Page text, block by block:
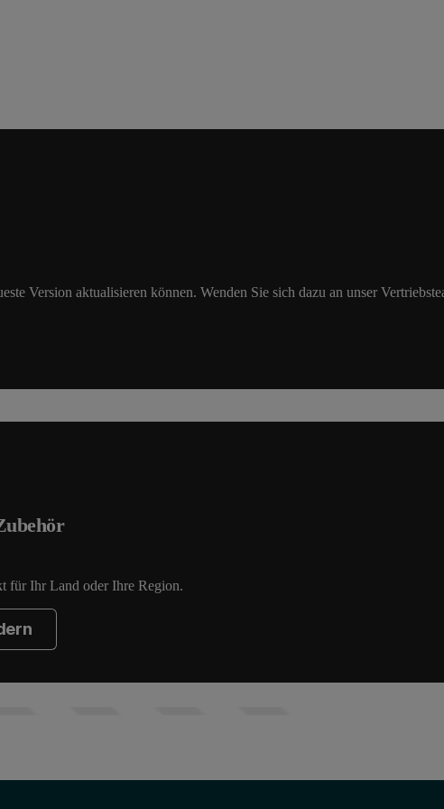
Version aktualisieren können. Wenden Sie sich dazu an unser
für Ihr Land oder Ihre Region.